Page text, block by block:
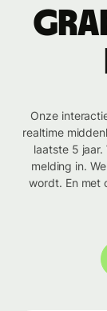
Onze
realtime
laatste 5 jaar.
melding in.
wordt. En met